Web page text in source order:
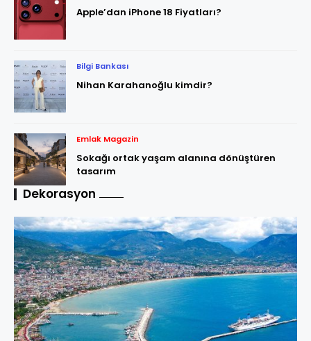
Apple’dan iPhone 18 Fiyatları?
Bilgi Bankası
Nihan Karahanoğlu kimdir?
Emlak Magazin
Sokağı ortak yaşam alanına dönüştüren
tasarım
Dekorasyon